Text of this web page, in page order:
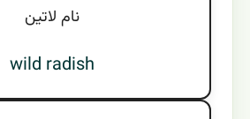
نام لاتين
wild radish